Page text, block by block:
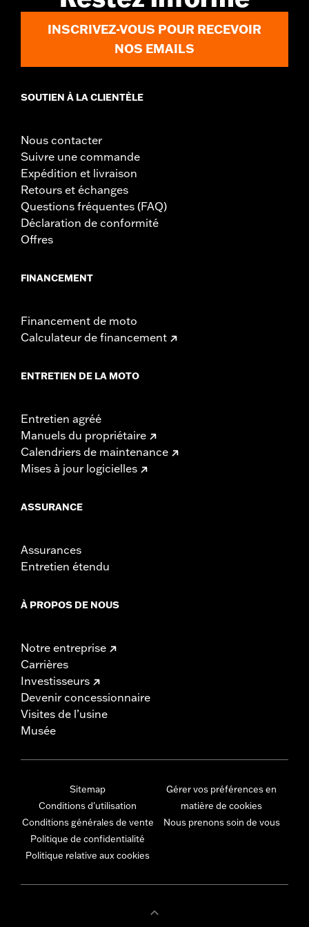
INSCRIVEZ-VOUS POUR RECEVOIR
NOS EMAILS
SOUTIEN À LA CLIENTÈLE
Nous contacter
Suivre une commande
Expédition et livraison
Retours et échanges
Questions fréquentes (FAQ)
Déclaration de conformité
Offres
FINANCEMENT
Financement de moto
Calculateur de financement
ENTRETIEN DE LA MOTO
Entretien agréé
Manuels du propriétaire
Calendriers de maintenance
Mises à jour logicielles
ASSURANCE
Assurances
Entretien étendu
À PROPOS DE NOUS
Notre entreprise
Carrières
Investisseurs
Devenir concessionnaire
Visites de l’usine
Musée
Sitemap
Conditions d'utilisation
Conditions générales de vente
Politique de confidentialité
Politique relative aux cookies
Gérer vos préférences en
matière de cookies
Nous prenons soin de vous